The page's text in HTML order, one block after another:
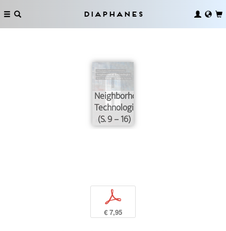
Diaphanes
Neighborhood
Technologies
(S. 9 – 16)
p
€ 7,95